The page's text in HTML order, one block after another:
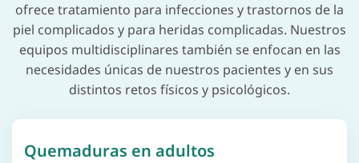
ofrece tratamiento para infecciones y trastornos de la
piel complicados y para heridas complicadas. Nuestros
equipos multidisciplinares también se enfocan en las
necesidades únicas de nuestros pacientes y en sus
distintos retos físicos y psicológicos.
Quemaduras en adultos